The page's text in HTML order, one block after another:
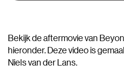
Bekijk de aftermovie van
hieronder. Deze video is
Niels van der Lans.